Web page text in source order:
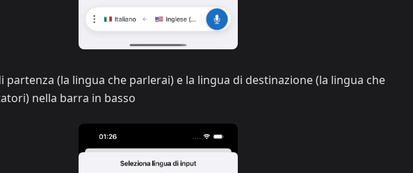
partenza (la lingua che parlerai) e la lingua di destinazione (la lingua che
nella barra in basso